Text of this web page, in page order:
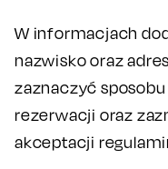
W informacjach
nazwisko oraz
zaznaczyć sposobu
rezerwacji oraz
akceptacji